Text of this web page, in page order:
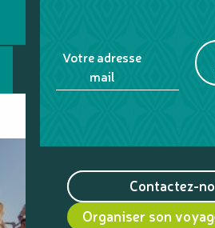
Votre adresse
mail
Contactez-
Organiser son